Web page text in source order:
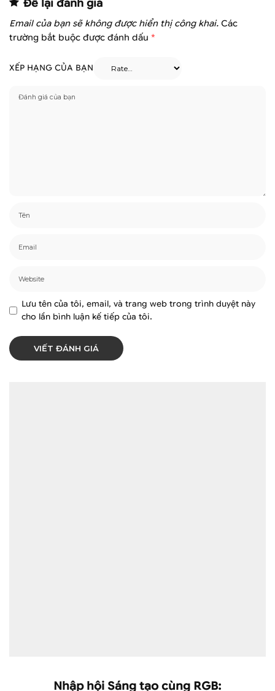
Để lại đánh giá
Email của bạn sẽ không được hiển thị công khai. Các
trường bắt buộc được đánh dấu *
XẾP HẠNG CỦA BẠN
Lưu tên của tôi, email, và trang web trong trình duyệt này
cho lần bình luận kế tiếp của tôi.
Nhập hội Sáng tạo cùng RGB: